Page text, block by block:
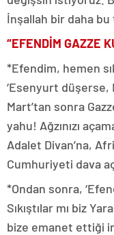
İnşallah bir daha bu
“EFENDİM GAZZE
*Efendim, hemen
‘Esenyurt düşerse,
Mart’tan sonra
yahu! Ağzınızı
Adalet Divan’na,
Cumhuriyeti dava
*Ondan sonra,
Sıkıştılar mı biz
bize emanet ettiği